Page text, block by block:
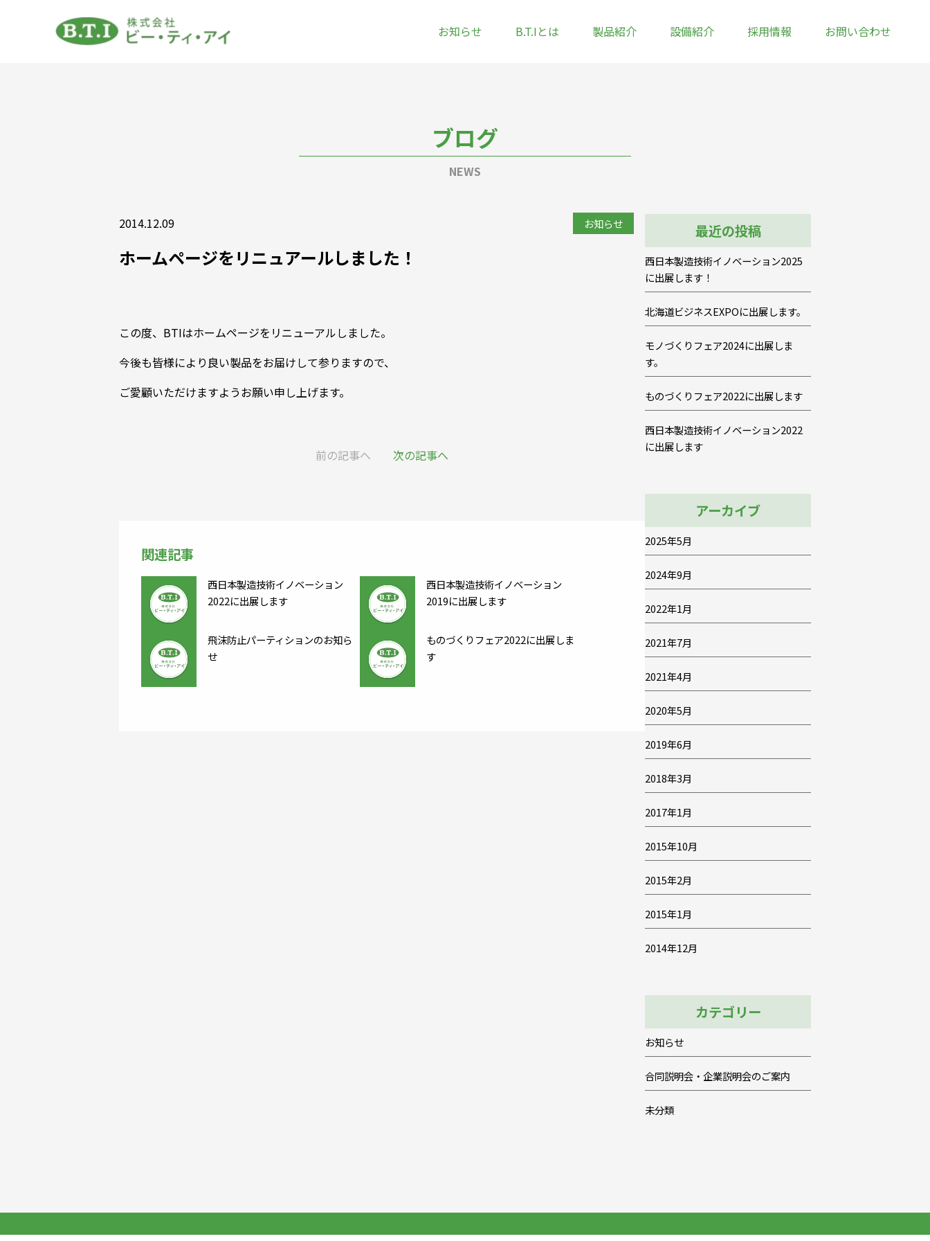
お知らせ B.T.Iとは 製品紹介 設備紹介 採用情報 お問い合わせ
ブログ
NEWS
2014.12.09 お知らせ
ホームページをリニュアールしました！
この度、BTIはホームページをリニューアルしました。
今後も皆様により良い製品をお届けして参りますので、
ご愛顧いただけますようお願い申し上げます。
前の記事へ 次の記事へ
関連記事
西日本製造技術イノベーション
2022に出展します
西日本製造技術イノベーション
2019に出展します
飛沫防止パーティションのお知ら
せ
ものづくりフェア2022に出展しま
す
最近の投稿
西日本製造技術イノベーション2025
に出展します！
北海道ビジネスEXPOに出展します。
モノづくりフェア2024に出展しま
す。
ものづくりフェア2022に出展します
西日本製造技術イノベーション2022
に出展します
アーカイブ
2025年5月
2024年9月
2022年1月
2021年7月
2021年4月
2020年5月
2019年6月
2018年3月
2017年1月
2015年10月
2015年2月
2015年1月
2014年12月
カテゴリー
お知らせ
合同説明会・企業説明会のご案内
未分類